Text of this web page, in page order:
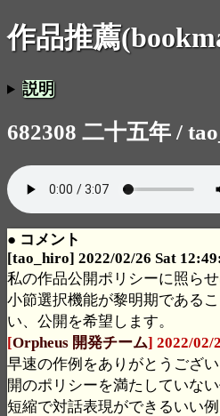
作品推薦
説明
682308 二十五年 /
● コメント
[tao_hiro] 2022/02/26 Sat
私の作品公開ポリシーに照ら
小節選択機能が黎明期である
い、公開を希望します。
[Orpheus 開発チーム] 2022/02/
早速の作例をありがとうござ
開のポリシーを満たしていな
短縮で対話表現ができるいい